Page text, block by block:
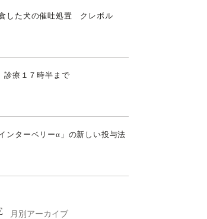
した犬の催吐処置 クレボル
診療１７時半まで
ンターベリーα」の新しい投与法
月別アーカイブ